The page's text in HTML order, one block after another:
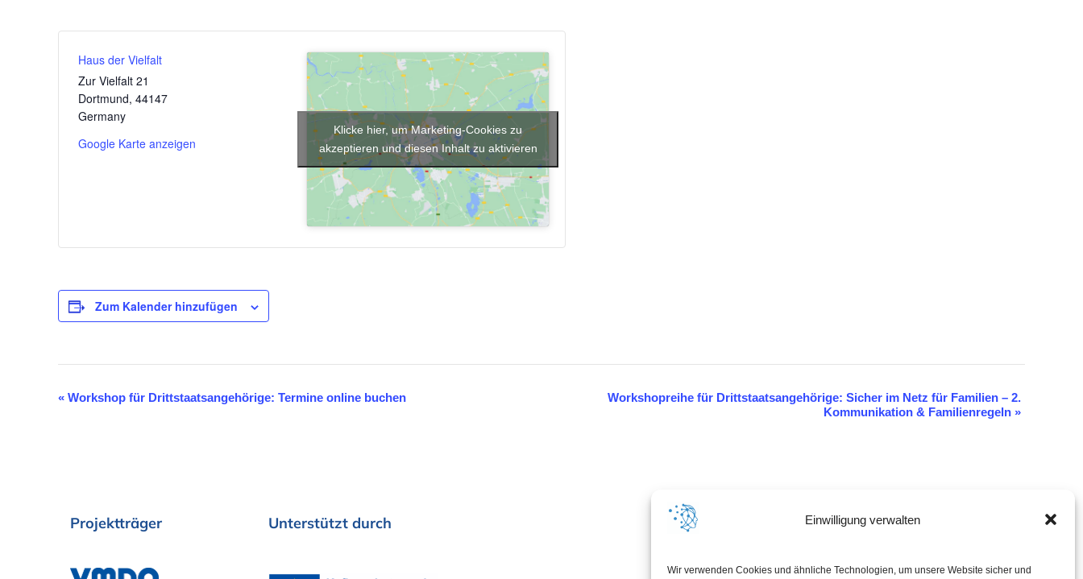
Einwilligung verwalten
Wir verwenden Cookies und ähnliche Technologien, um unsere Website sicher und
Haus der Vielfalt
Zur Vielfalt 21
Dortmund, 44147
Germany
Google Karte anzeigen
Klicke hier, um Marketing-Cookies zu
akzeptieren und diesen Inhalt zu aktivieren
Zum Kalender hinzufügen
V
« Workshop für Drittstaatsangehörige: Termine online buchen
Workshopreihe für Drittstaatsangehörige: Sicher im Netz für Familien – 2.
Kommunikation & Familienregeln »
Projektträger Unterstützt durch In Kooperation mit